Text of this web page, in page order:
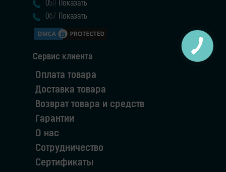
05 0
Показать
067 Показать
Сервис клиента
Оплата товара
Доставка товара
Возврат товара и средств
Гарантии
О нас
Сотрудничество
Сертификаты